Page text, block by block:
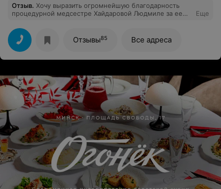
Отзыв. Хочу выразить огромнейшую благодарность
процедурной медсестре Хайдаровой Людмиле за ее
отношение ко мне и к моему ребенку. Спасибо
огромное этому человеку. Побольше бы таких людей в
медицине.
Еще
Отзывы85 Все адреса